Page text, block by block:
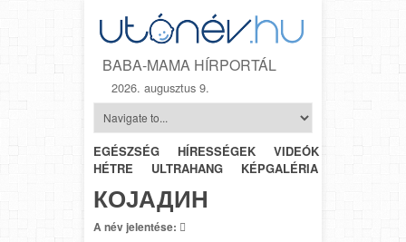
BABA-MAMA HÍRPORTÁL
2026. augusztus 9.
EGÉSZSÉG HÍRESSÉGEK VIDEÓK
HÉTRŐL-
HÉTRE
ULTRAHANG KÉPGALÉRIA
КОЈАДИН
A név jelentése: 